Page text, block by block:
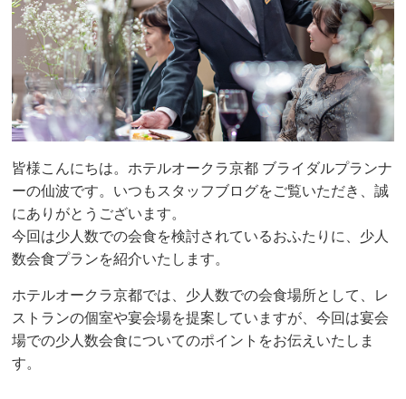
皆様こんにちは。ホテルオークラ京都 ブライダルプランナ
ーの仙波です。いつもスタッフブログをご覧いただき、誠
にありがとうございます。
今回は少人数での会食を検討されているおふたりに、少人
数会食プランを紹介いたします。
ホテルオークラ京都では、少人数での会食場所として、レ
ストランの個室や宴会場を提案していますが、今回は宴会
場での少人数会食についてのポイントをお伝えいたしま
す。